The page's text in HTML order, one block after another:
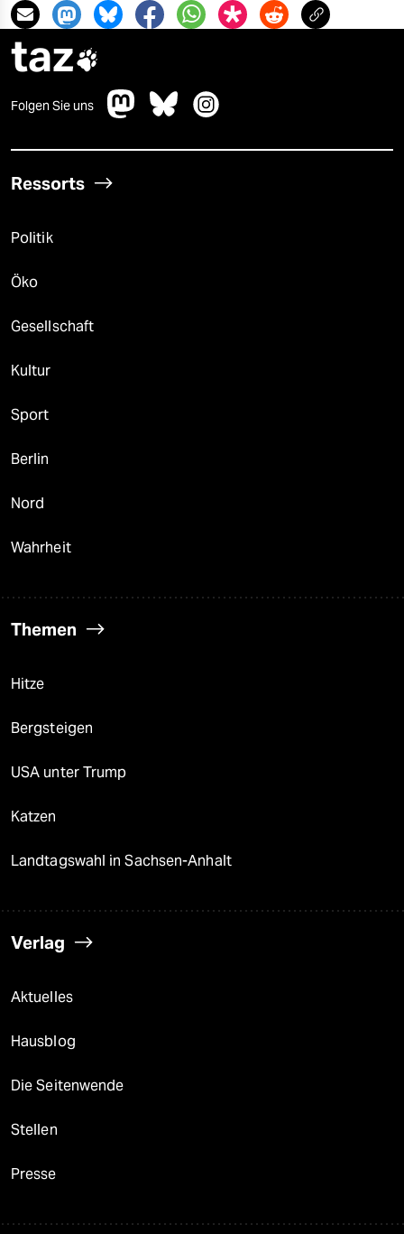
epaper login
taz
Folgen Sie uns
Ressorts
Politik
Öko
Gesellschaft
Kultur
Sport
Berlin
Nord
Wahrheit
Themen
Hitze
Bergsteigen
USA unter Trump
Katzen
Landtagswahl in Sachsen-Anhalt
Verlag
Aktuelles
Hausblog
Die Seitenwende
Stellen
Presse